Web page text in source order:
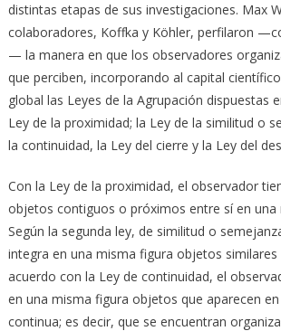
distintas etapas de sus investigaciones. Max
colaboradores, Koffka y Köhler, perfilaron
— la manera en que los observadores
que perciben, incorporando al capital
global las Leyes de la Agrupación dispuestas
Ley de la proximidad; la Ley de la similitud o
la continuidad, la Ley del cierre y la Ley del
Con la Ley de la proximidad, el observador
objetos contiguos o próximos entre sí en una
Según la segunda ley, de similitud o
integra en una misma figura objetos similares
acuerdo con la Ley de continuidad, el
en una misma figura objetos que aparecen
continua; es decir, que se encuentran